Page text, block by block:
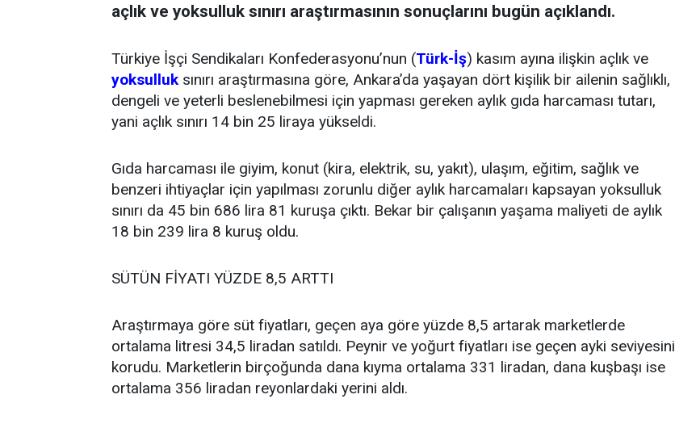
açlık ve yoksulluk sınırı araştırmasının sonuçlarını bugün açıklandı.
Türkiye İşçi Sendikaları Konfederasyonu’nun (Türk-İş) kasım ayına ilişkin açlık ve
yoksulluksınırı araştırmasına göre, Ankara’da yaşayan dört kişilik bir ailenin sağlıklı,
dengeli ve yeterli beslenebilmesi için yapması gereken aylık gıda harcaması tutarı,
yani açlık sınırı 14 bin 25 liraya yükseldi.
Gıda harcaması ile giyim, konut (kira, elektrik, su, yakıt), ulaşım, eğitim, sağlık ve
benzeri ihtiyaçlar için yapılması zorunlu diğer aylık harcamaları kapsayan yoksulluk
sınırı da 45 bin 686 lira 81 kuruşa çıktı. Bekar bir çalışanın yaşama maliyeti de aylık
18 bin 239 lira 8 kuruş oldu.
SÜTÜN FİYATI YÜZDE 8,5 ARTTI
Araştırmaya göre süt fiyatları, geçen aya göre yüzde 8,5 artarak marketlerde
ortalama litresi 34,5 liradan satıldı. Peynir ve yoğurt fiyatları ise geçen ayki seviyesini
korudu. Marketlerin birçoğunda dana kıyma ortalama 331 liradan, dana kuşbaşı ise
ortalama 356 liradan reyonlardaki yerini aldı.